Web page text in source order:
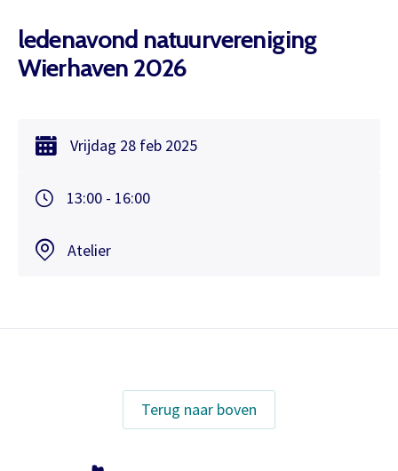
ledenavond natuurvereniging
Wierhaven 2026
Vrijdag 28 feb 2025
13:00 - 16:00
Atelier
Terug naar boven